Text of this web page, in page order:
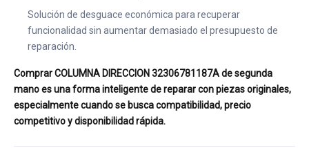
Solución de desguace económica para recuperar
funcionalidad sin aumentar demasiado el presupuesto de
reparación.
Comprar COLUMNA DIRECCION 32306781187A de segunda
mano es una forma inteligente de reparar con piezas originales,
especialmente cuando se busca compatibilidad, precio
competitivo y disponibilidad rápida.